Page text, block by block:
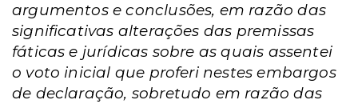
argumentos e conclusões, em razão das
significativas alterações das premissas
fáticas e jurídicas sobre as quais assentei
o voto inicial que proferi nestes embargos
de declaração, sobretudo em razão das